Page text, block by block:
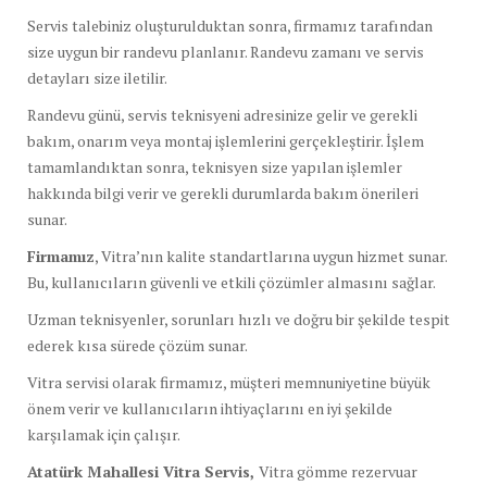
Servis talebiniz oluşturulduktan sonra, firmamız tarafından
size uygun bir randevu planlanır. Randevu zamanı ve servis
detayları size iletilir.
Randevu günü, servis teknisyeni adresinize gelir ve gerekli
bakım, onarım veya montaj işlemlerini gerçekleştirir. İşlem
tamamlandıktan sonra, teknisyen size yapılan işlemler
hakkında bilgi verir ve gerekli durumlarda bakım önerileri
sunar.
Firmamız, Vitra’nın kalite standartlarına uygun hizmet sunar.
Bu, kullanıcıların güvenli ve etkili çözümler almasını sağlar.
Uzman teknisyenler, sorunları hızlı ve doğru bir şekilde tespit
ederek kısa sürede çözüm sunar.
Vitra servisi olarak firmamız, müşteri memnuniyetine büyük
önem verir ve kullanıcıların ihtiyaçlarını en iyi şekilde
karşılamak için çalışır.
Atatürk Mahallesi Vitra Servis, Vitra gömme rezervuar